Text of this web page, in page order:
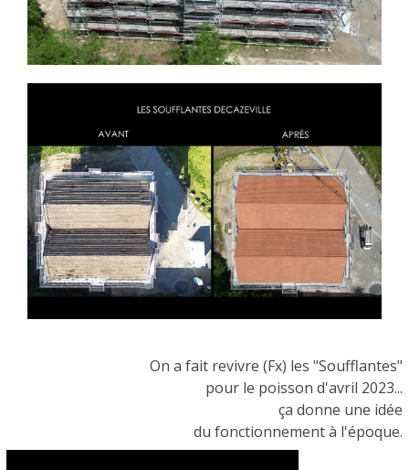
On a fait revivre (Fx) les "Soufflantes"
pour le poisson d'avril 2023...
ça donne une idée
du fonctionnementà l'époque.